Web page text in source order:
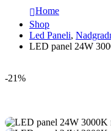
Home
Shop
Led Paneli,
LED panel 24W
-21%